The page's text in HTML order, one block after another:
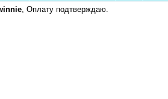
, Оплату подтверждаю.